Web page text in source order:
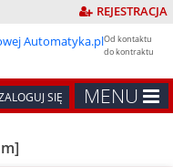
REJESTRACJA
Od kontaktu
do kontraktu
MENU
SIĘ